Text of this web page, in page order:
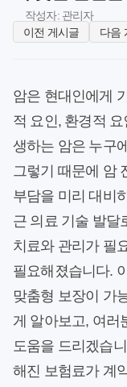
작성자: 관리자
이전 게시글
다음
암은 현대인에게
적 요인, 환경적
생하는 암은 누구
그렇기 때문에 암
부담을 미리 대비
근 의료 기술 발달
치료와 관리가 필
필요해졌습니다.
맞춤형 보장이 가
게 알아보고, 여러
도움을 드리겠습
해진 보험료가 계